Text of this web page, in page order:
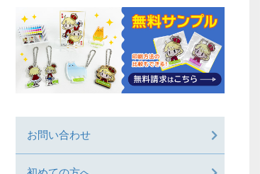
お問い合わせ